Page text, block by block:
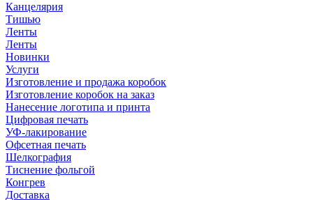
Канцелярия
Тишью
Ленты
Ленты
Новинки
Услуги
Изготовление и продажа коробок
Изготовление коробок на заказ
Нанесение логотипа и принта
Цифровая печать
УФ-лакирование
Офсетная печать
Шелкография
Тиснение фольгой
Конгрев
Доставка